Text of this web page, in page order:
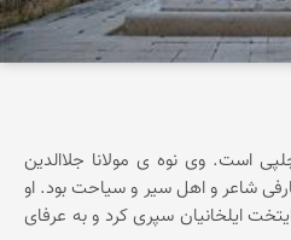
است. وی نوه ی مولانا جلاالدین
شاعر و اهل سیر و سیاحت بود. او
یک سال را در سلطانیه زنجان، پایتخت ایلخانیان سپری کرد و به عرفای